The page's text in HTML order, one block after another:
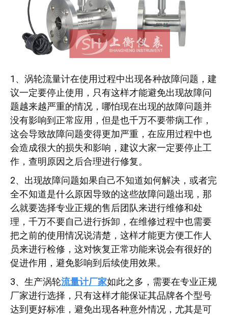
1、涡轮流量计在使用过程中出现各种故障问题，建
议一定要停止使用，只有这样才能避免出现故障问
题越来越严重的情况，哪怕现在出现的故障问题并
没有影响到正常应用，但是也千万不要带病工作，
这会导致故障问题变得更加严重，在应用过程中也
会造成很大的损失和影响，建议大家一定要停止工
作，查明原因之后合理进行修复。
2、出现故障问题如果自己不知道如何解决，或者完
全不知道是什么原因导致的这些故障问题出现，那
么就要选择专业正规的售后团队来进行维修和处
理，千万不要自己进行拆卸，在维修过程中也需要
把之前的使用情况说清楚，这样才能更方便工作人
员来进行检修，这对恢复正常功能来说会有很好的
促进作用，避免影响到后续使用效果。
3、生产涡轮流量计厂家如此之多，需要在专业正规
厂家进行选择，只有这样才能保证其品牌各个型号
达到更好标准，避免出现各种意外情况，尤其是可